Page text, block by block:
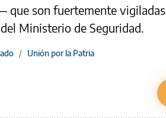
que son fuertemente
Ministerio de Seguridad.
/ Unión por la Patria